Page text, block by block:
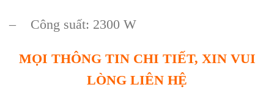
– Công suất: 2300 W
MỌI THÔNG TIN CHI TIẾT, XIN VUI
LÒNG LIÊN HỆ